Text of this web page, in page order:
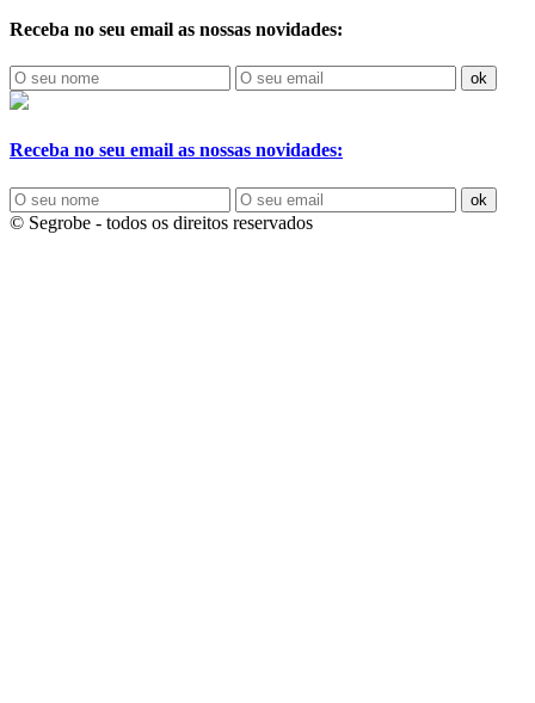
Receba no seu email as nossas novidades:
ok
Receba no seu email as nossas novidades:
ok
© Segrobe - todos os direitos reservados